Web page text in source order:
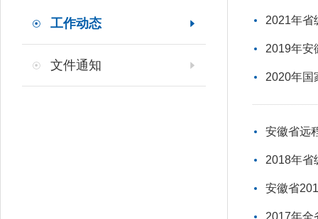
工作动态
文件通知
2021年省
2019年安
2020年国
安徽省远
2018年省
安徽省
2017年全